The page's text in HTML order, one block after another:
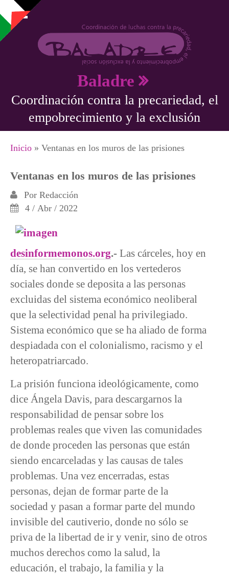
Pasar al contenido principal
Baladre
Coordinación contra la precariedad, el
empobrecimiento y la exclusión
Se encuentra usted aquí
Inicio » Ventanas en los muros de las prisiones
Ventanas en los muros de las prisiones
Por Redacción
4 / Abr / 2022
desinformemonos.org.- Las cárceles, hoy en
día, se han convertido en los vertederos
sociales donde se deposita a las personas
excluidas del sistema económico neoliberal
que la selectividad penal ha privilegiado.
Sistema económico que se ha aliado de forma
despiadada con el colonialismo, racismo y el
heteropatriarcado.
La prisión funciona ideológicamente, como
dice Ángela Davis, para descargarnos la
responsabilidad de pensar sobre los
problemas reales que viven las comunidades
de donde proceden las personas que están
siendo encarceladas y las causas de tales
problemas. Una vez encerradas, estas
personas, dejan de formar parte de la
sociedad y pasan a formar parte del mundo
invisible del cautiverio, donde no sólo se
priva de la libertad de ir y venir, sino de otros
muchos derechos como la salud, la
educación, el trabajo, la familia y la